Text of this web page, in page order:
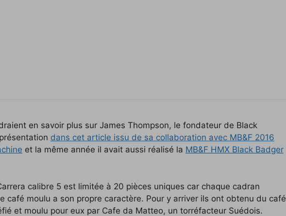
en savoir plus sur James Thompson, le fondateur de Black
dans cet article issu de sa collaboration avec MB&F 2016
et la même année il avait aussi réalisé la MB&F HMX Black Badger
calibre 5 est limitée à 20 pièces uniques car chaque cadran
café moulu a son propre caractère. Pour y arriver ils ont obtenu du café
et moulu pour eux par Cafe da Matteo, un torréfacteur Suédois.